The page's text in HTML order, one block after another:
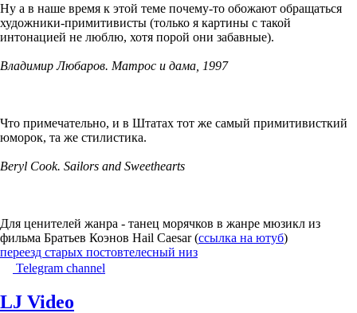
Ну а в наше время к этой теме почему-то обожают обращаться
художники-примитивисты (только я картины с такой
интонацией не люблю, хотя порой они забавные).
Владимир Любаров. Матрос и дама, 1997
Что примечательно, и в Штатах тот же самый примитивисткий
юморок, та же стилистика.
Beryl Cook. Sailors and Sweethearts
Для ценителей жанра - танец морячков в жанре мюзикл из
фильма Братьев Коэнов Hail Caesar (ссылка на ютуб)
переезд старых постовтелесный низ
Telegram channel
LJ Video